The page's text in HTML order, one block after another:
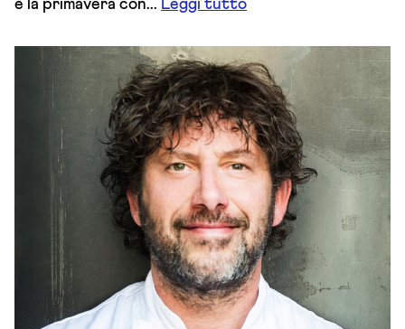
e la primavera con... Leggi tutto